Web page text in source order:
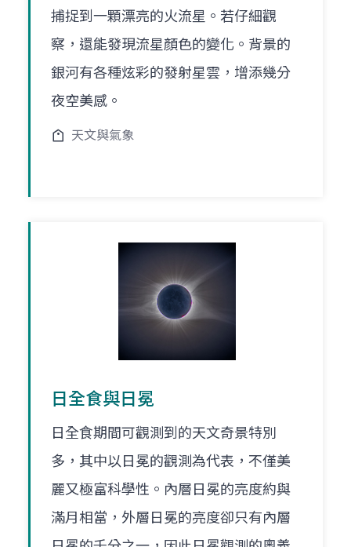
捕捉到一顆漂亮的火流星。若仔細觀
察，還能發現流星顏色的變化。背景的
銀河有各種炫彩的發射星雲，增添幾分
夜空美感。
天文與氣象
日全食與日冕
日全食期間可觀測到的天文奇景特別
多，其中以日冕的觀測為代表，不僅美
麗又極富科學性。內層日冕的亮度約與
滿月相當，外層日冕的亮度卻只有內層